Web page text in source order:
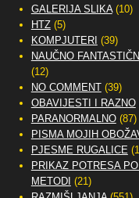
GALERIJA SLIKA(10)
HTZ(5)
KOMPJUTERI (39)
NAUČNO
(12)
NO COMMENT(39)
OBAVIJESTI I RAZNO
PARANORMALNO(87)
PISMA MOJIH
PJESME RUGALICE
PRIKAZ POTRESA
METODI (21)